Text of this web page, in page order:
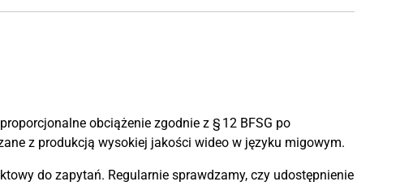
obciążenie zgodnie z § 12 BFSG po
z produkcją wysokiej jakości wideo w języku migowym.
do zapytań. Regularnie sprawdzamy, czy udostępnienie